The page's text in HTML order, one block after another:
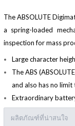
The ABSOLUTE
a spring-loaded
inspection for mass
Large character
The ABS
and also has no
Extraordinary
ผลิตภัณฑ์ที่น่าสนใจ